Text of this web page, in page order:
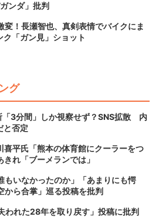
ンダ」批判
変！長瀬智也、真剣表情でバイクにま
「ガン見」ショット
グ
「3分間」しか視察せず？SNS拡散 内
と否定
喜平氏「熊本の体育館にクーラーをつ
れ「ブーメランでは」
もいなかったのか」「あまりにも愕
ら合掌」巡る投稿を批判
われた28年を取り戻す」投稿に批判